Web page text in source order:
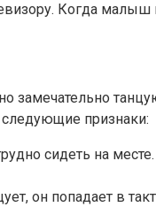
Когда
замечательно
следующие признаки:
сидеть на
он попадает в